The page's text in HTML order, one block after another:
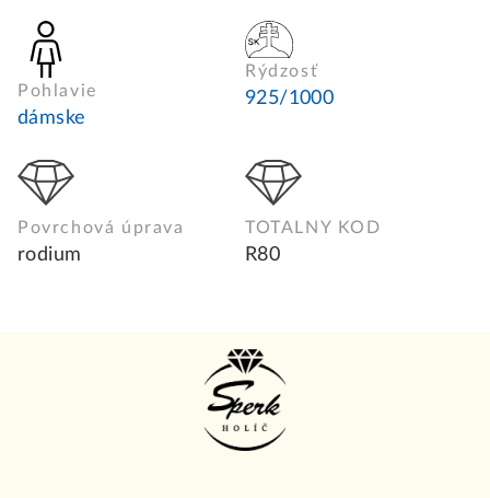
Pohlavie
dámske
Rýdzosť
925/1000
Povrchová úprava
rodium
TOTALNY KOD
R80